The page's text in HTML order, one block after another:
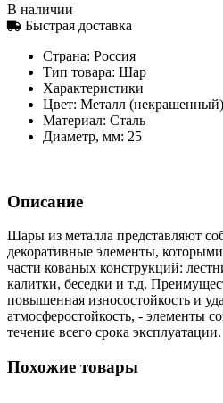
В наличии
Быстрая доставка
Страна: Россия
Тип товара: Шар
Характеристики
Цвет: Металл (некрашенный)
Материал: Сталь
Диаметр, мм: 25
Описание
Шары из металла представляют
декоративные элементы,
части кованых конструкций:
калитки, беседки и т.д.
повышенная износостойкость и
атмосферостойкость, - элементы
течение всего срока эксплуатации.
Похожие товары